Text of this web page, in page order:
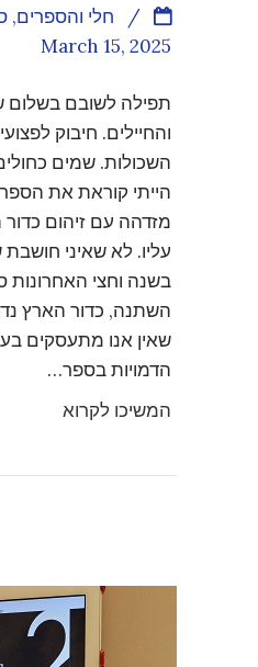
חלי והספרים,
/
March 15, 2025
תפילה לשובם בשלום
והחיילים. חיבוק
השכולות. שמים
הייתי קוראת את הספר
מזדהה עם זיהום
עליו. לא שאיני
בשנה וחצי האחרונות
השתנה, כדור הארץ
שאין אנו מתעסקים
הדמויות בספר…
המשיכו לקרוא